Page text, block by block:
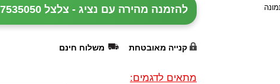
להזמנה מהירה עם נציג - צלצל 052-7535050
קנייה מאובטחת משלוח חינם
מתאים לדגמים: